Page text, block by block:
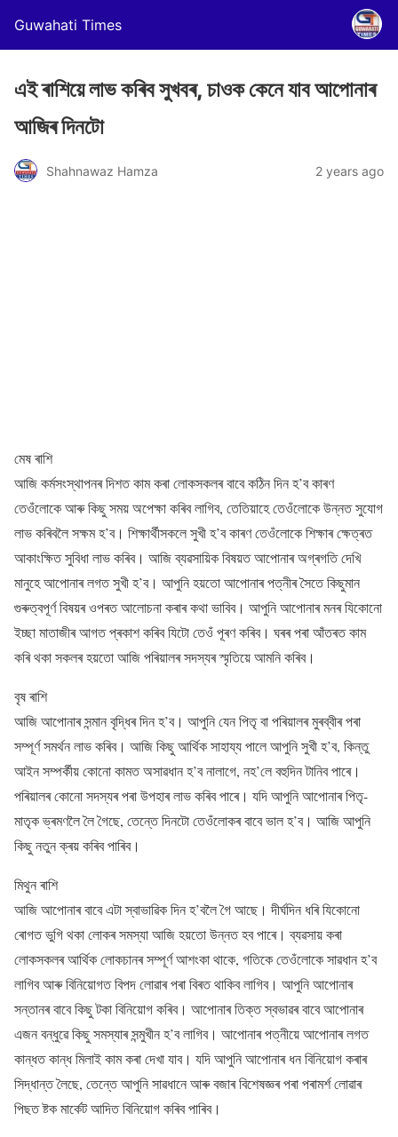
Guwahati Times
এই ৰাশিয়ে লাভ কৰিব সুখবৰ, চাওক কেনে যাব আপোনাৰ
আজিৰ দিনটো
Shahnawaz Hamza 2 years ago
মেষ ৰাশি
আজি কৰ্মসংস্থাপনৰ দিশত কাম কৰা লোকসকলৰ বাবে কঠিন দিন হ’ব কাৰণ
তেওঁলোকে আৰু কিছু সময় অপেক্ষা কৰিব লাগিব, তেতিয়াহে তেওঁলোকে উন্নত সুযোগ
লাভ কৰিবলৈ সক্ষম হ’ব। শিক্ষাৰ্থীসকলে সুখী হ’ব কাৰণ তেওঁলোকে শিক্ষাৰ ক্ষেত্ৰত
আকাংক্ষিত সুবিধা লাভ কৰিব। আজি ব্যৱসায়িক বিষয়ত আপোনাৰ অগ্ৰগতি দেখি
মানুহে আপোনাৰ লগত সুখী হ’ব। আপুনি হয়তো আপোনাৰ পত্নীৰ সৈতে কিছুমান
গুৰুত্বপূৰ্ণ বিষয়ৰ ওপৰত আলোচনা কৰাৰ কথা ভাবিব। আপুনি আপোনাৰ মনৰ যিকোনো
ইচ্ছা মাতাজীৰ আগত প্ৰকাশ কৰিব যিটো তেওঁ পূৰণ কৰিব। ঘৰৰ পৰা আঁতৰত কাম
কৰি থকা সকলৰ হয়তো আজি পৰিয়ালৰ সদস্যৰ স্মৃতিয়ে আমনি কৰিব।
বৃষ ৰাশি
আজি আপোনাৰ সন্মান বৃদ্ধিৰ দিন হ’ব। আপুনি যেন পিতৃ বা পৰিয়ালৰ মুৰব্বীৰ পৰা
সম্পূৰ্ণ সমৰ্থন লাভ কৰিব। আজি কিছু আৰ্থিক সাহায্য পালে আপুনি সুখী হ’ব, কিন্তু
আইন সম্পৰ্কীয় কোনো কামত অসাৱধান হ’ব নালাগে, নহ’লে বহুদিন টানিব পাৰে।
পৰিয়ালৰ কোনো সদস্যৰ পৰা উপহাৰ লাভ কৰিব পাৰে। যদি আপুনি আপোনাৰ পিতৃ-
মাতৃক ভ্ৰমণলৈ লৈ গৈছে, তেন্তে দিনটো তেওঁলোকৰ বাবে ভাল হ’ব। আজি আপুনি
কিছু নতুন ক্ৰয় কৰিব পাৰিব।
মিথুন ৰাশি
আজি আপোনাৰ বাবে এটা স্বাভাৱিক দিন হ’বলৈ গৈ আছে। দীৰ্ঘদিন ধৰি যিকোনো
ৰোগত ভুগি থকা লোকৰ সমস্যা আজি হয়তো উন্নত হব পাৰে। ব্যৱসায় কৰা
লোকসকলৰ আৰ্থিক লোকচানৰ সম্পূৰ্ণ আশংকা থাকে, গতিকে তেওঁলোকে সাৱধান হ’ব
লাগিব আৰু বিনিয়োগত বিপদ লোৱাৰ পৰা বিৰত থাকিব লাগিব। আপুনি আপোনাৰ
সন্তানৰ বাবে কিছু টকা বিনিয়োগ কৰিব। আপোনাৰ তিক্ত স্বভাৱৰ বাবে আপোনাৰ
এজন বন্ধুৱে কিছু সমস্যাৰ সন্মুখীন হ’ব লাগিব। আপোনাৰ পত্নীয়ে আপোনাৰ লগত
কান্ধত কান্ধ মিলাই কাম কৰা দেখা যাব। যদি আপুনি আপোনাৰ ধন বিনিয়োগ কৰাৰ
সিদ্ধান্ত লৈছে, তেন্তে আপুনি সাৱধানে আৰু বজাৰ বিশেষজ্ঞৰ পৰা পৰামৰ্শ লোৱাৰ
পিছত ষ্টক মাৰ্কেট আদিত বিনিয়োগ কৰিব পাৰিব।